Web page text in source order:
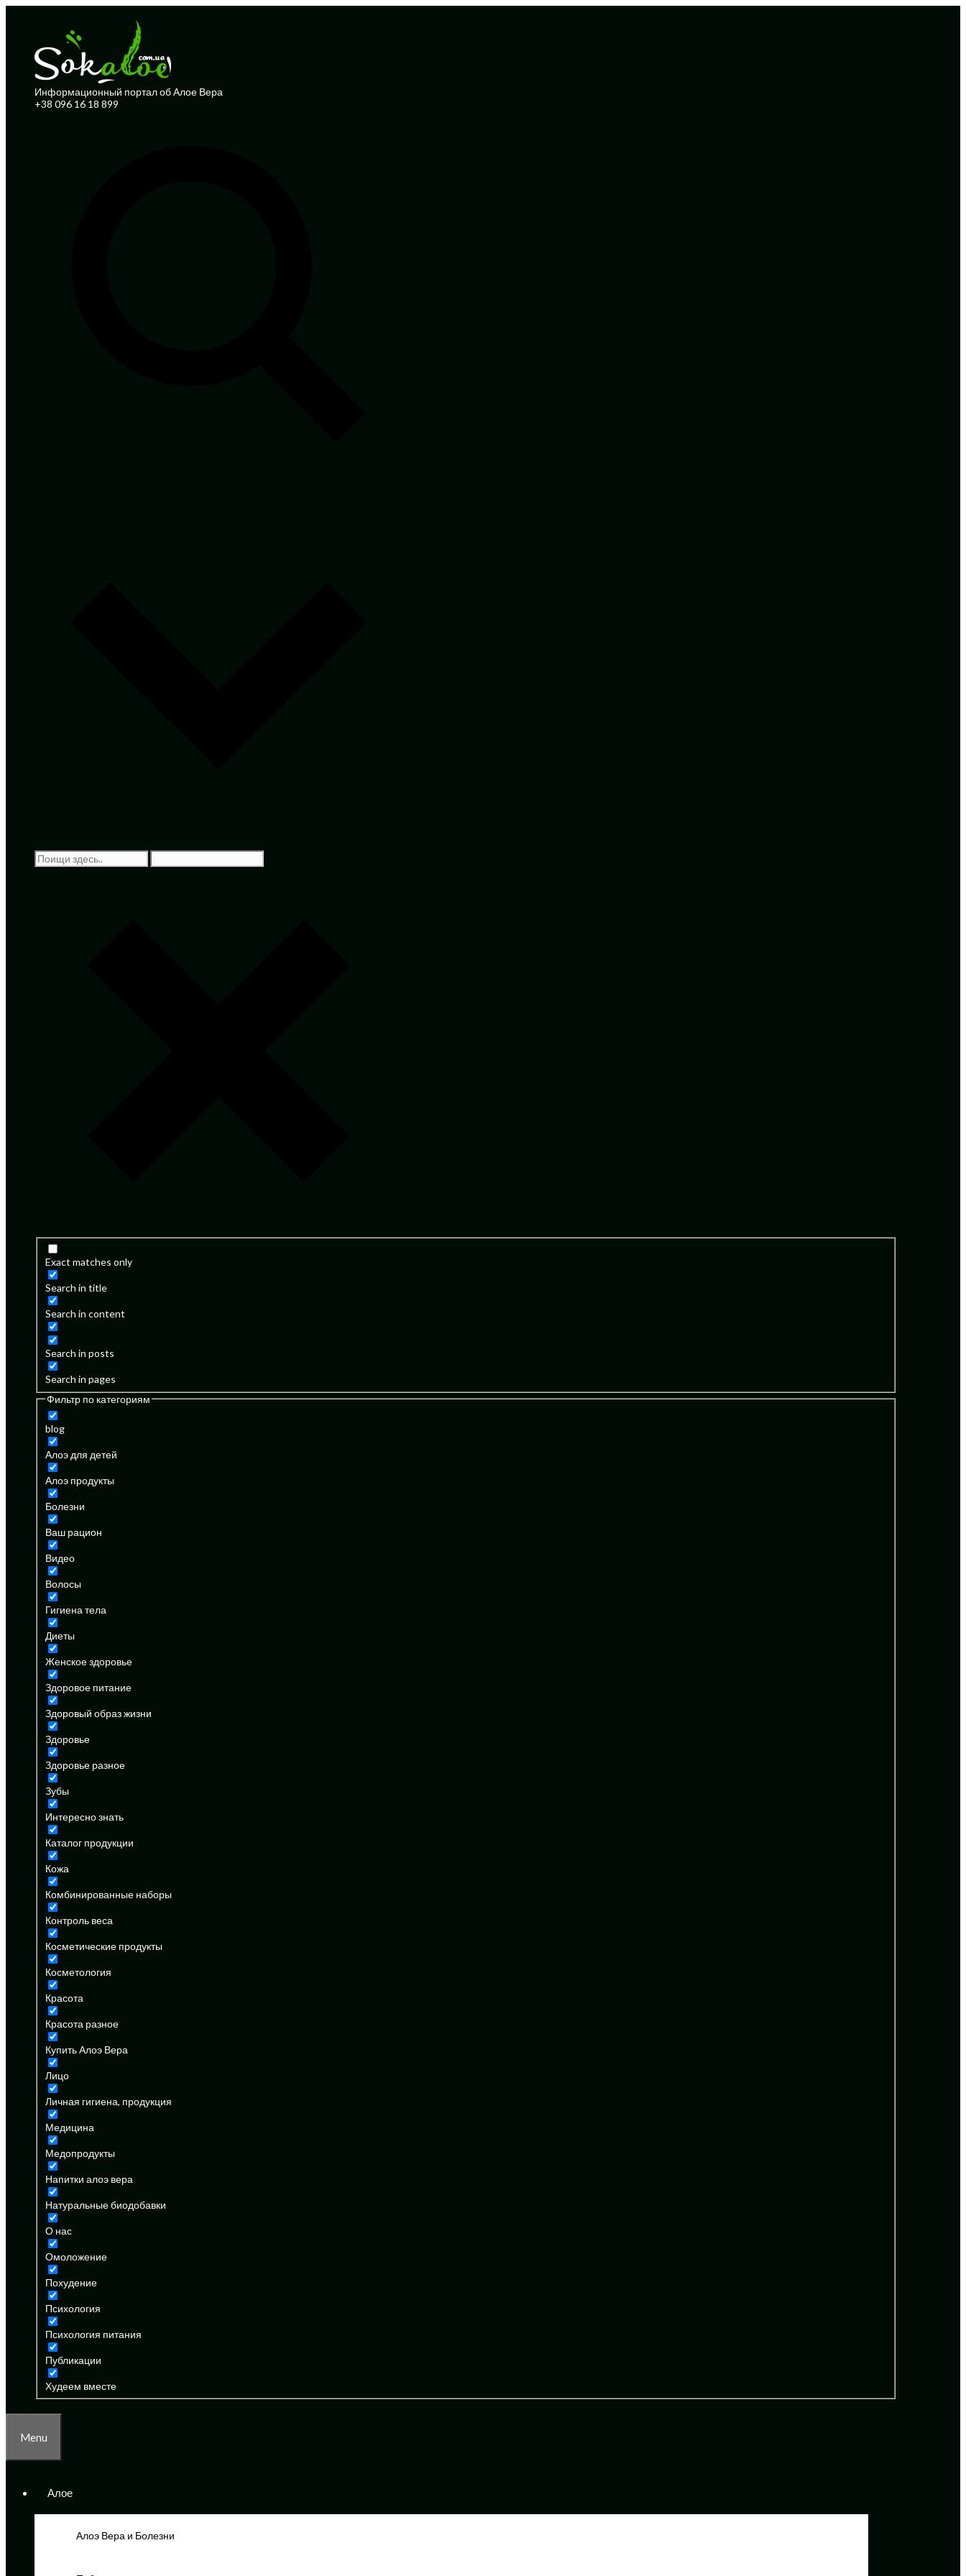
Информационный портал об Алое Вера
+38 096 16 18 899
Exact matches only
Search in title
Search in content
Search in posts
Search in pages
Фильтр по категориям
blog
Алоэ для детей
Алоэ продукты
Болезни
Ваш рацион
Видео
Волосы
Гигиена тела
Диеты
Женское здоровье
Здоровое питание
Здоровый образ жизни
Здоровье
Здоровье разное
Зубы
Интересно знать
Каталог продукции
Кожа
Комбинированные наборы
Контроль веса
Косметические продукты
Косметология
Красота
Красота разное
Купить Алоэ Вера
Лицо
Личная гигиена, продукция
Медицина
Медопродукты
Напитки алоэ вера
Натуральные биодобавки
О нас
Омоложение
Похудение
Психология
Психология питания
Публикации
Худеем вместе
Menu
Алое
Алоэ Вера и Болезни